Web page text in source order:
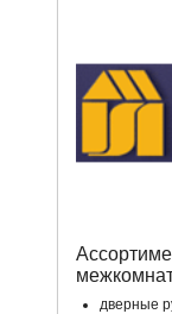
дверные